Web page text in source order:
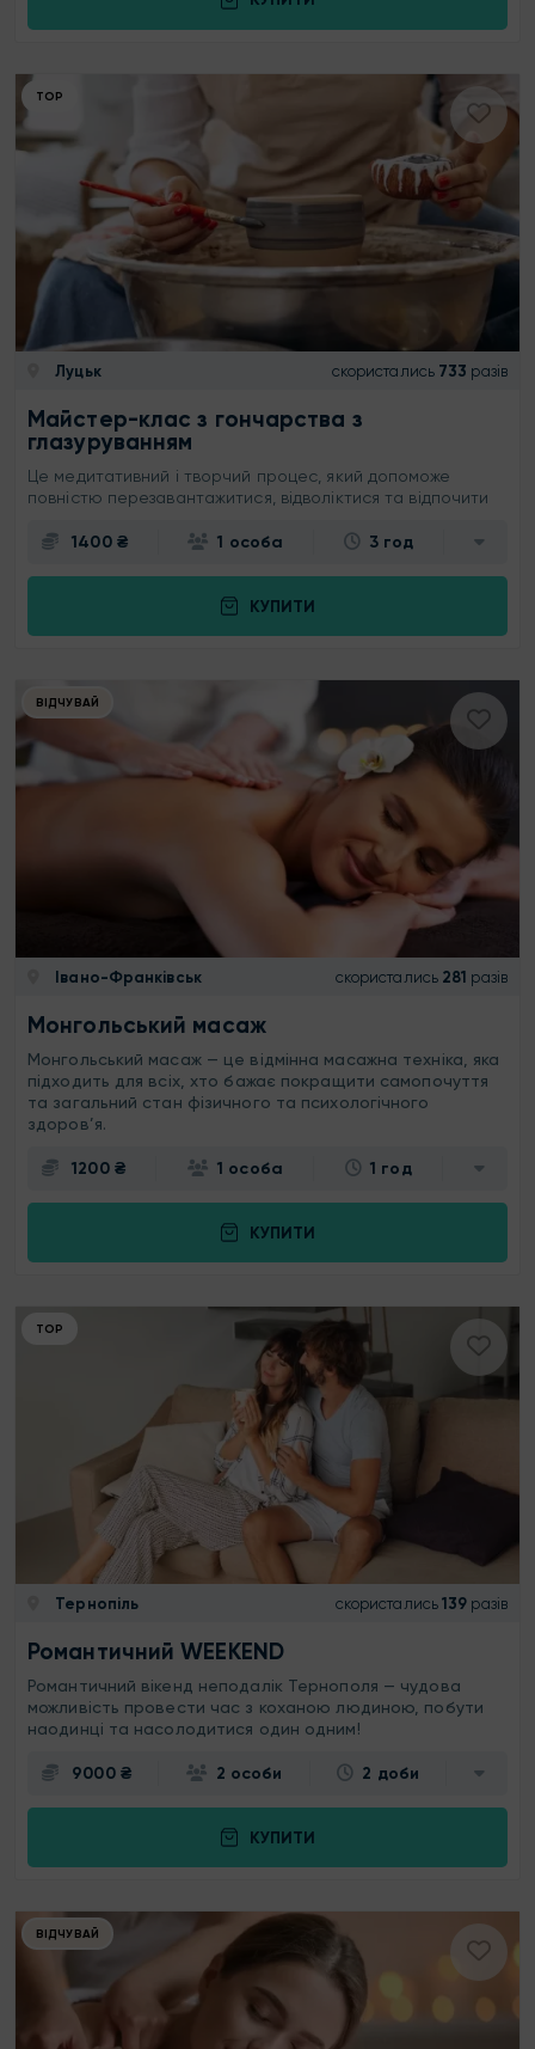
ТОР
Луцьк скористались 733 разів
Майстер-клас з гончарства з
глазуруванням
Це медитативний і творчий процес, який допоможе
повністю перезавантажитися, відволіктися та відпочити
1400 ₴ 1 особа 3 год
КУПИТИ
ВІДЧУВАЙ
Івано-Франківськ скористались 281 разів
Монгольський масаж
Монгольський масаж — це відмінна масажна техніка, яка
підходить для всіх, хто бажає покращити самопочуття
та загальний стан фізичного та психологічного
здоров’я.
1200 ₴ 1 особа 1 год
КУПИТИ
ТОР
Тернопіль скористались 139 разів
Романтичний WEEKEND
Романтичний вікенд неподалік Тернополя — чудова
можливість провести час з коханою людиною, побути
наодинці та насолодитися один одним!
9000 ₴ 2 особи 2 доби
КУПИТИ
ВІДЧУВАЙ